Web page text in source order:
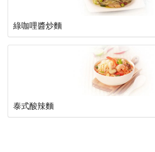
綠咖哩醬炒麵
泰式酸辣麵